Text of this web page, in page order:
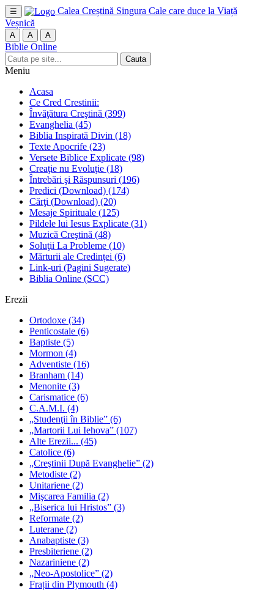
☰ Calea Creștină Singura Cale care duce la Viață
Veșnică
A A A
Biblie Online
Cauta
Meniu
Acasa
Ce Cred Crestinii:
Învăţătura Creştină (399)
Evanghelia (45)
Biblia Inspirată Divin (18)
Texte Apocrife (23)
Versete Biblice Explicate (98)
Creaţie nu Evoluţie (18)
Întrebări şi Răspunsuri (196)
Predici (Download) (174)
Cărţi (Download) (20)
Mesaje Spirituale (125)
Pildele lui Iesus Explicate (31)
Muzică Creştină (48)
Soluţii La Probleme (10)
Mărturii ale Credinței (6)
Link-uri (Pagini Sugerate)
Biblia Online (SCC)
Erezii
Ortodoxe (34)
Penticostale (6)
Baptiste (5)
Mormon (4)
Adventiste (16)
Branham (14)
Menonite (3)
Carismatice (6)
C.A.M.I. (4)
„Studenţii în Biblie” (6)
„Martorii Lui Iehova” (107)
Alte Erezii... (45)
Catolice (6)
„Creştinii După Evanghelie” (2)
Metodiste (2)
Unitariene (2)
Mişcarea Familia (2)
„Biserica lui Hristos” (3)
Reformate (2)
Luterane (2)
Anabaptiste (3)
Presbiteriene (2)
Nazariniene (2)
„Neo-Apostolice” (2)
Frații din Plymouth (4)